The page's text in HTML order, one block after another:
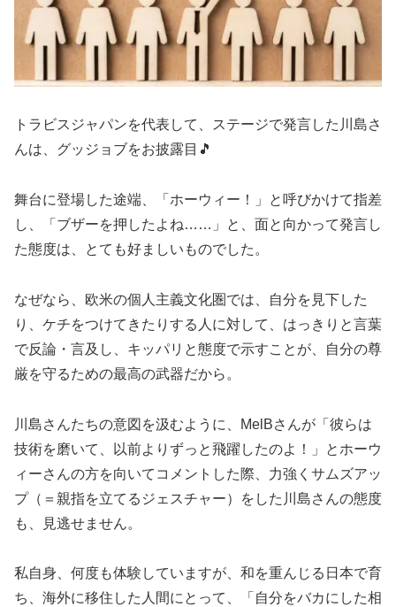
トラビスジャパンを代表して、ステージで発言した川島さ
んは、グッジョブをお披露目🎵
舞台に登場した途端、「ホーウィー！」と呼びかけて指差
し、「ブザーを押したよね……」と、面と向かって発言し
た態度は、とても好ましいものでした。
なぜなら、欧米の個人主義文化圏では、自分を見下した
り、ケチをつけてきたりする人に対して、はっきりと言葉
で反論・言及し、キッパリと態度で示すことが、自分の尊
厳を守るための最高の武器だから。
川島さんたちの意図を汲むように、MelBさんが「彼らは
技術を磨いて、以前よりずっと飛躍したのよ！」とホーウ
ィーさんの方を向いてコメントした際、力強くサムズアッ
プ（＝親指を立てるジェスチャー）をした川島さんの態度
も、見逃せません。
私自身、何度も体験していますが、和を重んじる日本で育
ち、海外に移住した人間にとって、「自分をバカにした相